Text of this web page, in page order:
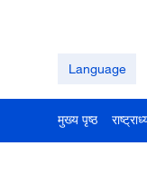
Language
मुख्य पृष्ठ